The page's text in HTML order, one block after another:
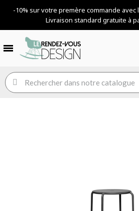
-10% sur votre premère commande avec
Livraison standard gratuite à